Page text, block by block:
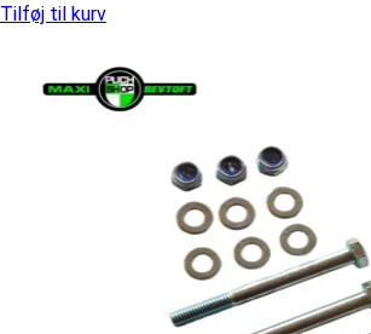
Tilføj til kurv